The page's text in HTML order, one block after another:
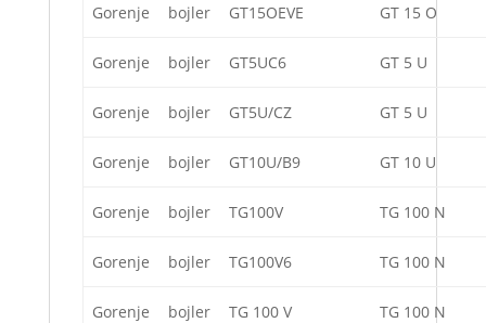
Gorenje bojler GT15OEVE GT 15 O
Gorenje bojler GT5UC6 GT 5 U
Gorenje bojler GT5U/CZ GT 5 U
Gorenje bojler GT10U/B9 GT 10 U
Gorenje bojler TG100V TG 100 N
Gorenje bojler TG100V6 TG 100 N
Gorenje bojler TG 100 V TG 100 N